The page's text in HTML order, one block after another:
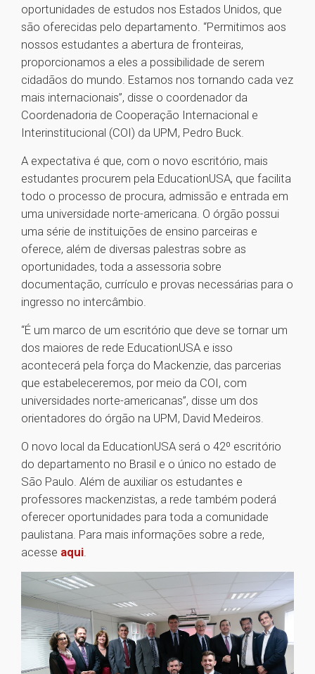
oportunidades de estudos nos Estados Unidos, que
são oferecidas pelo departamento. “Permitimos aos
nossos estudantes a abertura de fronteiras,
proporcionamos a eles a possibilidade de serem
cidadãos do mundo. Estamos nos tornando cada vez
mais internacionais”, disse o coordenador da
Coordenadoria de Cooperação Internacional e
Interinstitucional (COI) da UPM, Pedro Buck.
A expectativa é que, com o novo escritório, mais
estudantes procurem pela EducationUSA, que facilita
todo o processo de procura, admissão e entrada em
uma universidade norte-americana. O órgão possui
uma série de instituições de ensino parceiras e
oferece, além de diversas palestras sobre as
oportunidades, toda a assessoria sobre
documentação, currículo e provas necessárias para o
ingresso no intercâmbio.
“É um marco de um escritório que deve se tornar um
dos maiores de rede EducationUSA e isso
acontecerá pela força do Mackenzie, das parcerias
que estabeleceremos, por meio da COI, com
universidades norte-americanas”, disse um dos
orientadores do órgão na UPM, David Medeiros.
O novo local da EducationUSA será o 42º escritório
do departamento no Brasil e o único no estado de
São Paulo. Além de auxiliar os estudantes e
professores mackenzistas, a rede também poderá
oferecer oportunidades para toda a comunidade
paulistana. Para mais informações sobre a rede,
acesse aqui.